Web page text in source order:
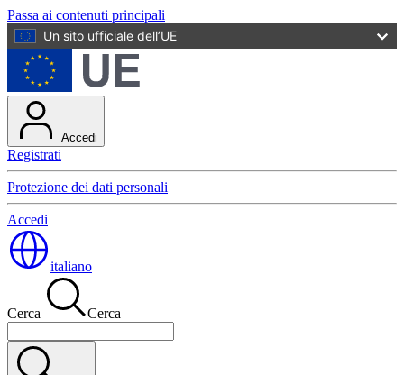
Passa ai contenuti principali
Un sito ufficiale dell’UE
Accedi
Registrati
Protezione dei dati personali
Accedi
italiano
Cerca Cerca